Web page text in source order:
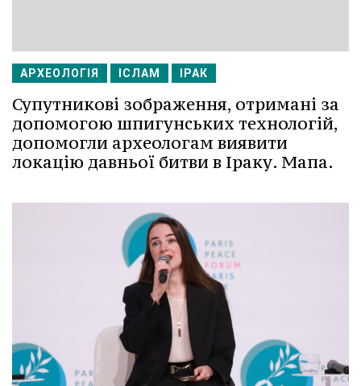
АРХЕОЛОГІЯ ІСЛАМ ІРАК
Супутникові зображення, отримані за
допомогою шпигунських технологій,
допомогли археологам виявити
локацію давньої битви в Іраку. Мапа.